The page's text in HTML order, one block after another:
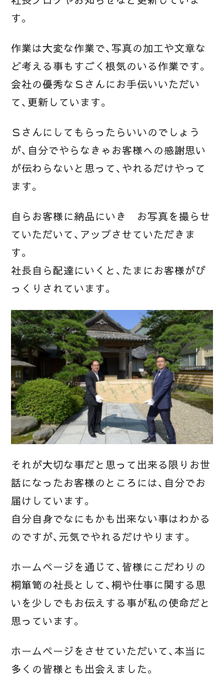
す。
作業は大変な作業で、写真の加工や文章な
ど考える事もすごく根気のいる作業です。
会社の優秀なＳさんにお手伝いいただい
て、更新しています。
Ｓさんにしてもらったらいいのでしょう
が、自分でやらなきゃお客様への感謝思い
が伝わらないと思って、やれるだけやって
ます。
自らお客様に納品にいき お写真を撮らせ
ていただいて、アップさせていただきま
す。
社長自ら配達にいくと、たまにお客様がび
っくりされています。
それが大切な事だと思って出来る限りお世
話になったお客様のところには、自分でお
届けしています。
自分自身でなにもかも出来ない事はわかる
のですが、元気でやれるだけやります。
ホームページを通じて、皆様にこだわりの
桐箪笥の社長として、桐や仕事に関する思
いを少しでもお伝えする事が私の使命だと
思っています。
ホームページをさせていただいて、本当に
多くの皆様とも出会えました。